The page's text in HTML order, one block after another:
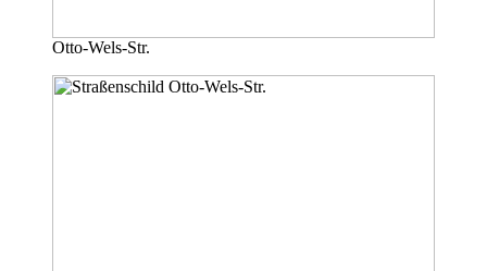
Otto-Wels-Str.